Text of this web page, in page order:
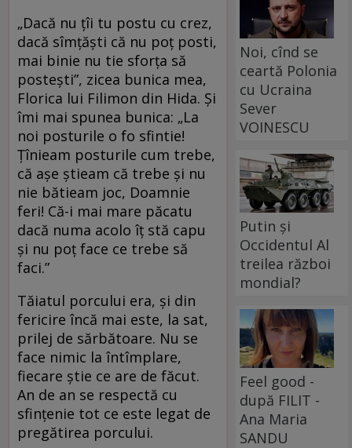
„Dacă nu țîi tu postu cu crez,
dacă sîmțăști că nu poț posti,
mai binie nu tie sforța să
postești”, zicea bunica mea,
Florica lui Filimon din Hida. Și
îmi mai spunea bunica: „La
noi posturile o fo sfintie!
Țînieam posturile cum trebe,
că așe știeam că trebe și nu
nie bătieam joc, Doamnie
feri! Că-i mai mare păcatu
dacă numa acolo îț stă capu
și nu poț face ce trebe să
faci.”
Tăiatul porcului era, și din
fericire încă mai este, la sat,
prilej de sărbătoare. Nu se
face nimic la întîmplare,
fiecare știe ce are de făcut.
An de an se respectă cu
sfințenie tot ce este legat de
pregătirea porcului.
Noi, cînd se
ceartă Polonia
cu Ucraina
Sever
VOINESCU
Putin și
Occidentul Al
treilea război
mondial?
Feel good -
după FILIT -
Ana Maria
SANDU